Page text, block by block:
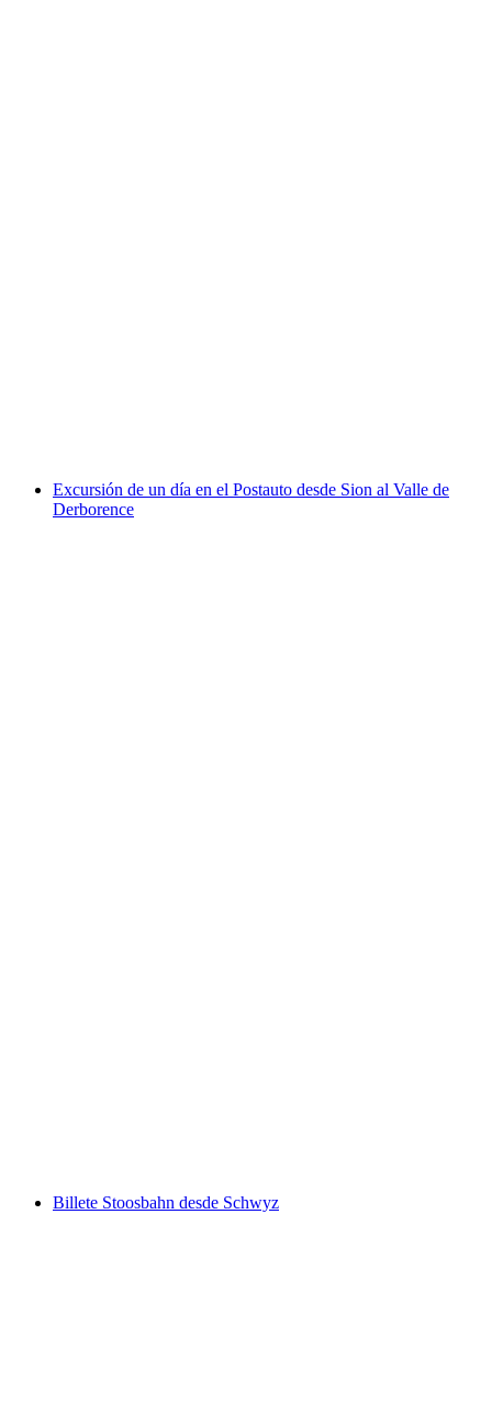
Excursión de un día en el Postauto desde Sion al Valle de
Derborence
Billete Stoosbahn desde Schwyz